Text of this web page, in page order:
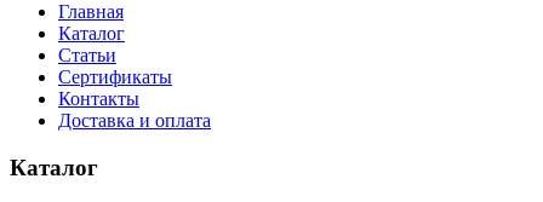
Главная
Каталог
Статьи
Сертификаты
Контакты
Доставка и оплата
Каталог